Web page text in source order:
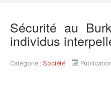
Sécurité au
individus
Catégorie : Société